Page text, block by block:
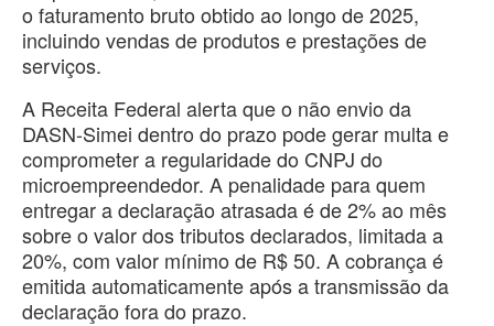
o faturamento bruto obtido ao longo de 2025,
incluindo vendas de produtos e prestações de
serviços.
A Receita Federal alerta que o não envio da
DASN-Simei dentro do prazo pode gerar multa e
comprometer a regularidade do CNPJ do
microempreendedor. A penalidade para quem
entregar a declaração atrasada é de 2% ao mês
sobre o valor dos tributos declarados, limitada a
20%, com valor mínimo de R$ 50. A cobrança é
emitida automaticamente após a transmissão da
declaração fora do prazo.